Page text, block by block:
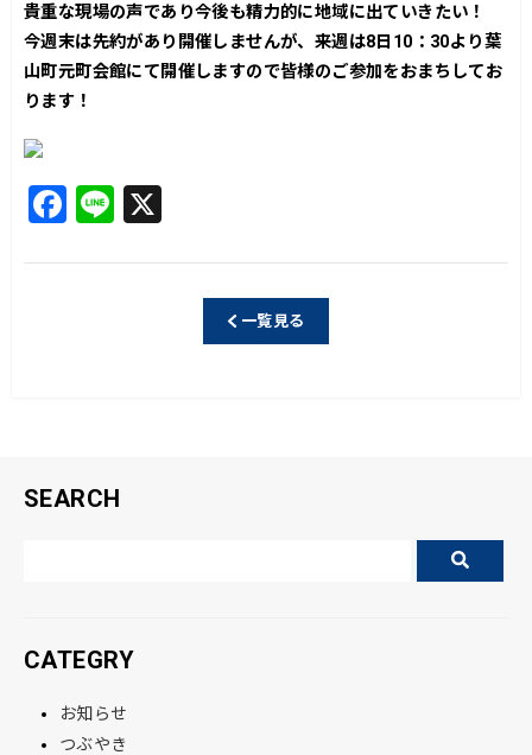
貴重な現場の声であり今後も精力的に地域に出ていきたい！
今週末は先約があり開催しませんが、来週は8日10：30より葉
山町元町会館にて開催しますので皆様のご参加をおまちしてお
ります！
F
a
c
Li
n
e
一覧見る
SEARCH
CATEGRY
お知らせ
つぶやき